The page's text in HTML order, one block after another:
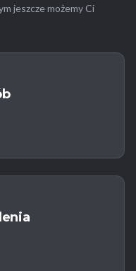
jeszcze możemy Ci